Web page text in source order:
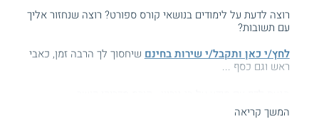
רוצה לדעת על לימודים בנושאי קורס ספורט? רוצה שנחזור אליך
עם תשובות?
לחץ/י כאן ותקבל/י שירות בחינם שיחסוך לך הרבה זמן, כאבי
ראש וגם כסף ...
המשך קריאה